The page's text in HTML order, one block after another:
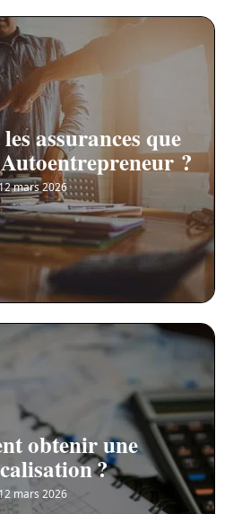
assurances que
?
mars 2026
obtenir une
?
mars 2026